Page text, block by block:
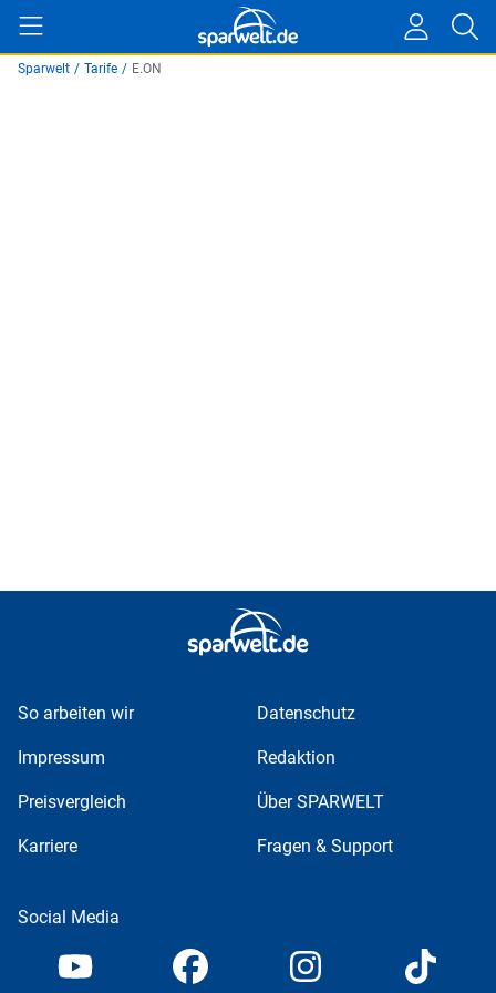
Sparwelt / Tarife / E.ON
So arbeiten wir Datenschutz
Impressum Redaktion
Preisvergleich Über SPARWELT
Karriere Fragen & Support
Social Media